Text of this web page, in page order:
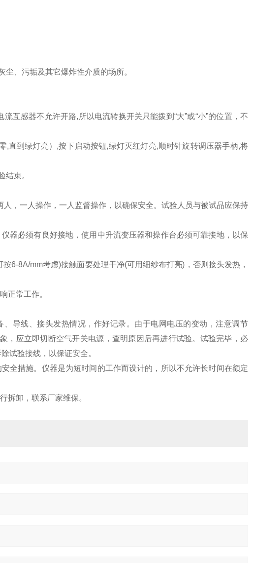
、污垢及其它爆炸性介质的场所。
互感器不允许开路,所以电流转换开关只能拨到“大”或“小”的位置，不
直到绿灯亮）,按下启动按钮,绿灯灭红灯亮,顺时针旋转调压器手柄,将
结束。
，一人操作，一人监督操作，以确保安全。试验人员与被试品应保持
器必须有良好接地，使用中升流变压器和操作台必须可靠接地，以保
6-8A/mm考虑)接触面要处理干净(可用细纱布打亮)，否则接头发热，
正常工作。
导线、接头发热情况，作好记录。由于电网电压的变动，注意调节
，应立即切断空气开关电源，查明原因后再进行试验。试验完毕，必
试验接线，以保证安全。
全措施。仪器是为短时间的工作而设计的，所以不允许长时间在额定
拆卸，联系厂家维保。